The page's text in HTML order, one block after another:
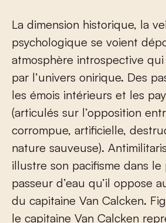
La dimension historique, la
psychologique se voient
atmosphère introspective
par l’univers onirique. Des
les émois intérieurs et les
(articulés sur l’opposition
corrompue, artificielle,
nature sauveuse).
illustre son pacifisme dans
passeur d’eau qu’il oppose
du capitaine Van Calcken.
le capitaine Van Calcken